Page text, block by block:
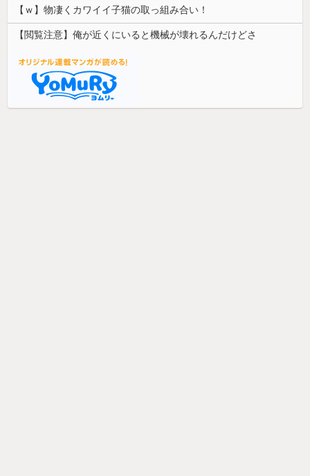
【ｗ】物凄くカワイイ子猫の取っ組み合い！
【閲覧注意】俺が近くにいると機械が壊れるんだけどさ